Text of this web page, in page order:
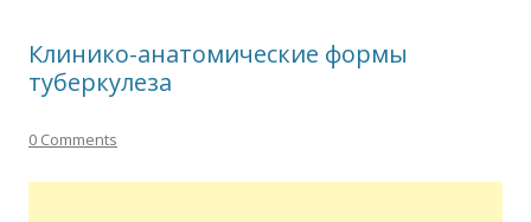
Клинико-анатомические формы
туберкулеза
0 Comments